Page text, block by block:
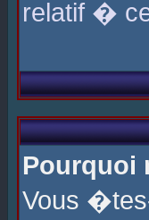
relatif �
Pourquoi
Vous